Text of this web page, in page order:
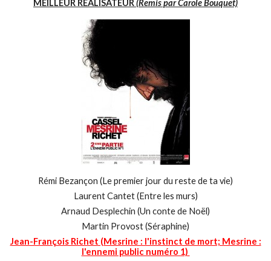
MEILLEUR REALISATEUR(Remis par Carole Bouquet)
Rémi Bezançon (Le premier jour du reste de ta vie)
Laurent Cantet (Entre les murs)
Arnaud Desplechin (Un conte de Noël)
Martin Provost (Séraphine)
Jean-François Richet (Mesrine : l'instinct de mort; Mesrine :
l'ennemi public numéro 1)